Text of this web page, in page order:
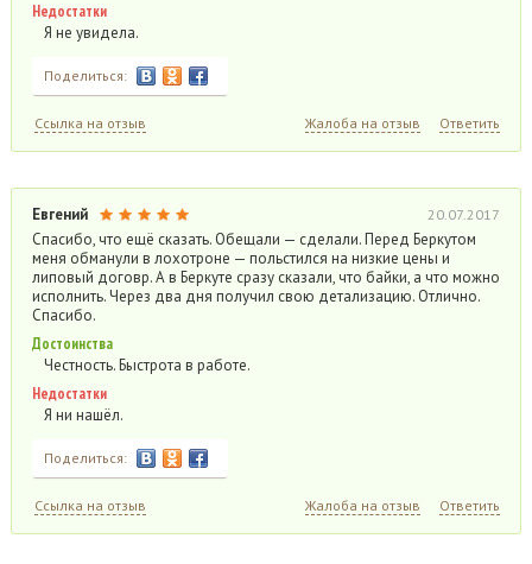
Недостатки
Я не увидела.
Поделиться:
Ссылка на отзыв Жалоба на отзыв Ответить
Евгений 20.07.2017
Спасибо, что ещё сказать. Обещали — сделали. Перед Беркутом
меня обманули в лохотроне — польстился на низкие цены и
липовый договр. А в Беркуте сразу сказали, что байки, а что можно
исполнить. Через два дня получил свою детализацию. Отлично.
Спасибо.
Достоинства
Честность. Быстрота в работе.
Недостатки
Я ни нашёл.
Поделиться:
Ссылка на отзыв Жалоба на отзыв Ответить